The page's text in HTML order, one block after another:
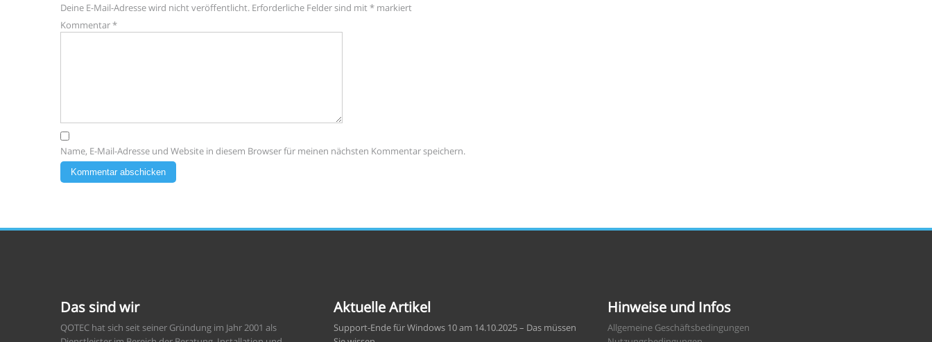
Deine E-Mail-Adresse wird nicht veröffentlicht. Erforderliche Felder sind mit* markiert
Kommentar*
Name, E-Mail-Adresse und Website in diesem Browser für meinen nächsten Kommentar speichern.
Das sind wir
QOTEC hat sich seit seiner Gründung im Jahr 2001 als
Aktuelle Artikel
Support-Ende für Windows 10 am 14.10.2025 – Das müssen
Hinweise und Infos
Allgemeine Geschäftsbedingungen